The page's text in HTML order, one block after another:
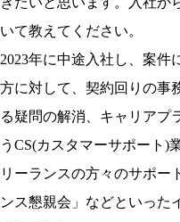
いて教えてください。
2023年に中途入社し、案件
方に対して、契約回りの事
る疑問の解消、キャリアプ
うCS(カスタマーサポート)
リーランスの方々のサポー
ンス懇親会」などといった